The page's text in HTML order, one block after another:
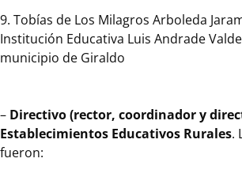
9. Tobías de Los Milagros Arboleda
Institución Educativa Luis Andrade
municipio de Giraldo
– Directivo (rector, coordinador y
Establecimientos Educativos Rurales.
fueron:
Builes
de
la
Rural
San
José